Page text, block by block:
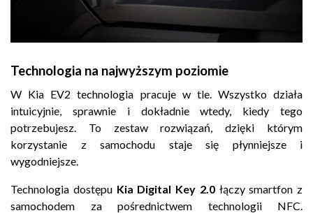
Technologia na najwyższym poziomie
W Kia EV2 technologia pracuje w tle. Wszystko działa
intuicyjnie, sprawnie i dokładnie wtedy, kiedy tego
potrzebujesz. To zestaw rozwiązań, dzięki którym
korzystanie z samochodu staje się płynniejsze i
wygodniejsze.
Technologia dostępu Kia Digital Key 2.0łączy smartfon z
samochodem za pośrednictwem technologii NFC.